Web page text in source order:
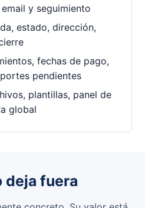
y seguimiento
estado, dirección,
fechas de pago,
pendientes
plantillas, panel de
global
deja fuera